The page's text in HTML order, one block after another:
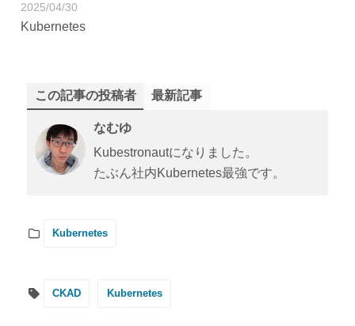
2025/04/30
Kubernetes
この記事の投稿者 最新記事
なむゆ
Kubestronautになりました。
たぶん社内Kubernetes最強です。
Kubernetes
CKAD Kubernetes